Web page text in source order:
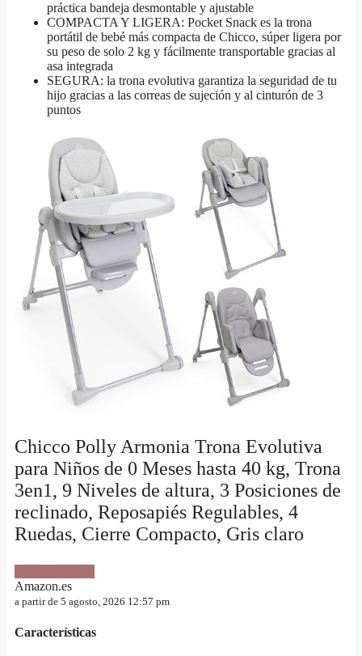
práctica bandeja desmontable y ajustable
COMPACTA Y LIGERA: Pocket Snack es la trona
portátil de bebé más compacta de Chicco, súper ligera por
su peso de solo 2 kg y fácilmente transportable gracias al
asa integrada
SEGURA: la trona evolutiva garantiza la seguridad de tu
hijo gracias a las correas de sujeción y al cinturón de 3
puntos
Chicco Polly Armonia Trona Evolutiva
para Niños de 0 Meses hasta 40 kg, Trona
3en1, 9 Niveles de altura, 3 Posiciones de
reclinado, Reposapiés Regulables, 4
Ruedas, Cierre Compacto, Gris claro
Amazon.es
a partir de 5 agosto, 2026 12:57 pm
Características